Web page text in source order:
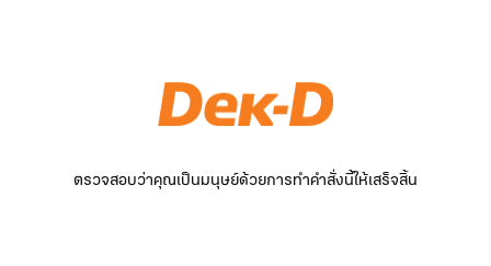
ตรวจสอบว่าคุณเป็นมนุษย์ด้วยการทำคำสั่งนี้ให้เสร็จสิ้น